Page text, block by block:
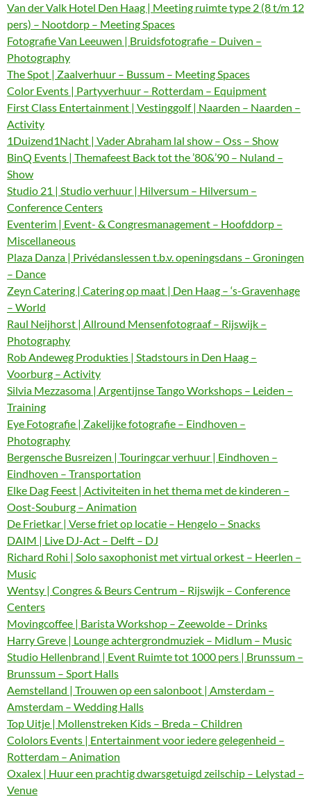
Van der Valk Hotel Den Haag | Meeting ruimte type 2 (8 t/m 12
pers) – Nootdorp – Meeting Spaces
Fotografie Van Leeuwen | Bruidsfotografie – Duiven –
Photography
The Spot | Zaalverhuur – Bussum – Meeting Spaces
Color Events | Partyverhuur – Rotterdam – Equipment
First Class Entertainment | Vestinggolf | Naarden – Naarden –
Activity
1Duizend1Nacht | Vader Abraham lal show – Oss – Show
BinQ Events | Themafeest Back tot the ’80&’90 – Nuland –
Show
Studio 21 | Studio verhuur | Hilversum – Hilversum –
Conference Centers
Eventerim | Event- & Congresmanagement – Hoofddorp –
Miscellaneous
Plaza Danza | Privédanslessen t.b.v. openingsdans – Groningen
– Dance
Zeyn Catering | Catering op maat | Den Haag – ‘s-Gravenhage
– World
Raul Neijhorst | Allround Mensenfotograaf – Rijswijk –
Photography
Rob Andeweg Produkties | Stadstours in Den Haag –
Voorburg – Activity
Silvia Mezzasoma | Argentijnse Tango Workshops – Leiden –
Training
Eye Fotografie | Zakelijke fotografie – Eindhoven –
Photography
Bergensche Busreizen | Touringcar verhuur | Eindhoven –
Eindhoven – Transportation
Elke Dag Feest | Activiteiten in het thema met de kinderen –
Oost-Souburg – Animation
De Frietkar | Verse friet op locatie – Hengelo – Snacks
DAIM | Live DJ-Act – Delft – DJ
Richard Rohi | Solo saxophonist met virtual orkest – Heerlen –
Music
Wentsy | Congres & Beurs Centrum – Rijswijk – Conference
Centers
Movingcoffee | Barista Workshop – Zeewolde – Drinks
Harry Greve | Lounge achtergrondmuziek – Midlum – Music
Studio Hellenbrand | Event Ruimte tot 1000 pers | Brunssum –
Brunssum – Sport Halls
Aemstelland | Trouwen op een salonboot | Amsterdam –
Amsterdam – Wedding Halls
Top Uitje | Mollenstreken Kids – Breda – Children
Cololors Events | Entertainment voor iedere gelegenheid –
Rotterdam – Animation
Oxalex | Huur een prachtig dwarsgetuigd zeilschip – Lelystad –
Venue